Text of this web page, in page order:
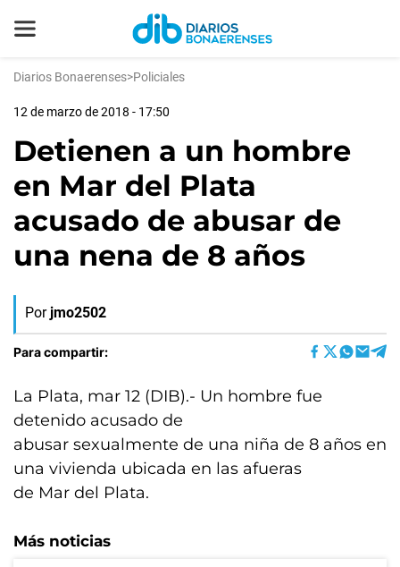
Diarios Bonaerenses>Policiales
12 de marzo de 2018 - 17:50
Detienen a un hombre
en Mar del Plata
acusado de abusar de
una nena de 8 años
Por jmo2502
Para compartir:
La Plata, mar 12 (DIB).- Un hombre fue
detenido acusado de
abusar sexualmente de una niña de 8 años en
una vivienda ubicada en las afueras
de Mar del Plata.
Más noticias